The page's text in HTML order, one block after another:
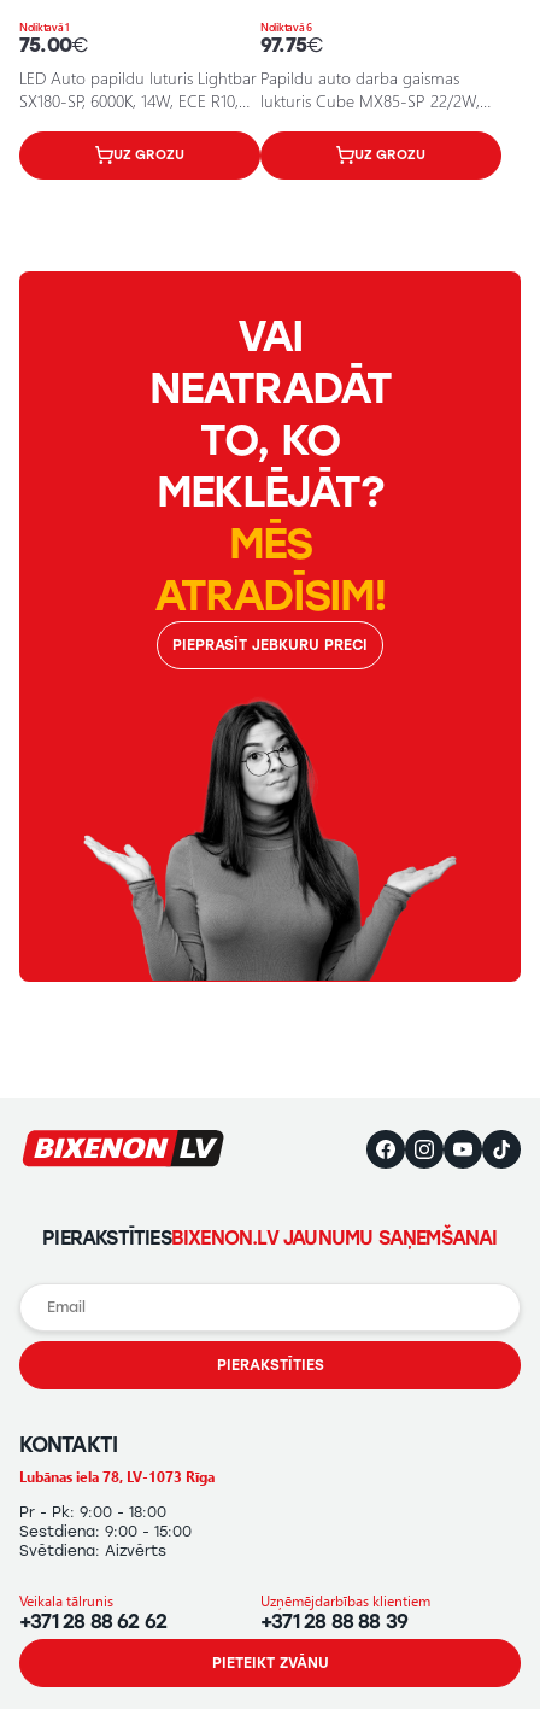
Noliktavā 1
75.00€
LED Auto papildu luturis Lightbar
SX180-SP, 6000K, 14W, ECE R10,
UZ GROZU
Noliktavā 6
97.75€
Papildu auto darba gaismas
lukturis Cube MX85-SP 22/2W,
UZ GROZU
VAI
NEATRADĀT
TO, KO
MEKLĒJĀT?
MĒS
ATRADĪSIM!
PIEPRASĪT JEBKURU PRECI
PIERAKSTĪTIESBIXENON.LV JAUNUMU SAŅEMŠANAI
PIERAKSTĪTIES
KONTAKTI
Lubānas iela 78, LV-1073 Rīga
Pr - Pk: 9:00 - 18:00
Sestdiena: 9:00 - 15:00
Svētdiena: Aizvērts
Veikala tālrunis
+371 28 88 62 62
Uzņēmējdarbības klientiem
+371 28 88 88 39
PIETEIKT ZVĀNU